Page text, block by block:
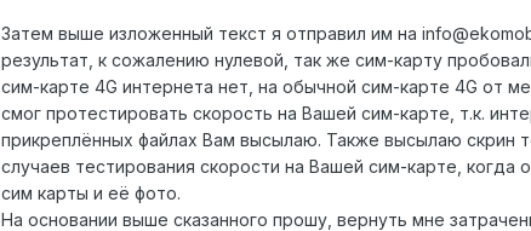
Затем выше изложенный текст я отправил им на
результат, к сожалению нулевой, так же сим-карту
сим-карте 4G интернета нет, на обычной сим-карте 4G от
смог протестировать скорость на Вашей сим-карте, т.к.
прикреплённых файлах Вам высылаю. Также высылаю скрин
случаев тестирования скорости на Вашей сим-карте, когда
сим карты и её фото.
На основании выше сказанного прошу, вернуть мне